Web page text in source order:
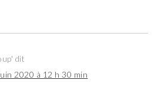
dit
2020 à 12 h 30 min